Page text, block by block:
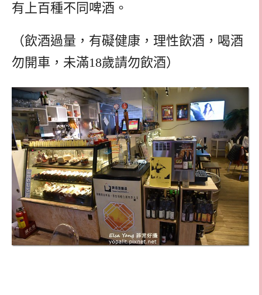
有上百種不同啤酒。
（飲酒過量，有礙健康，理性飲酒，喝酒
勿開車，未滿18歲請勿飲酒）